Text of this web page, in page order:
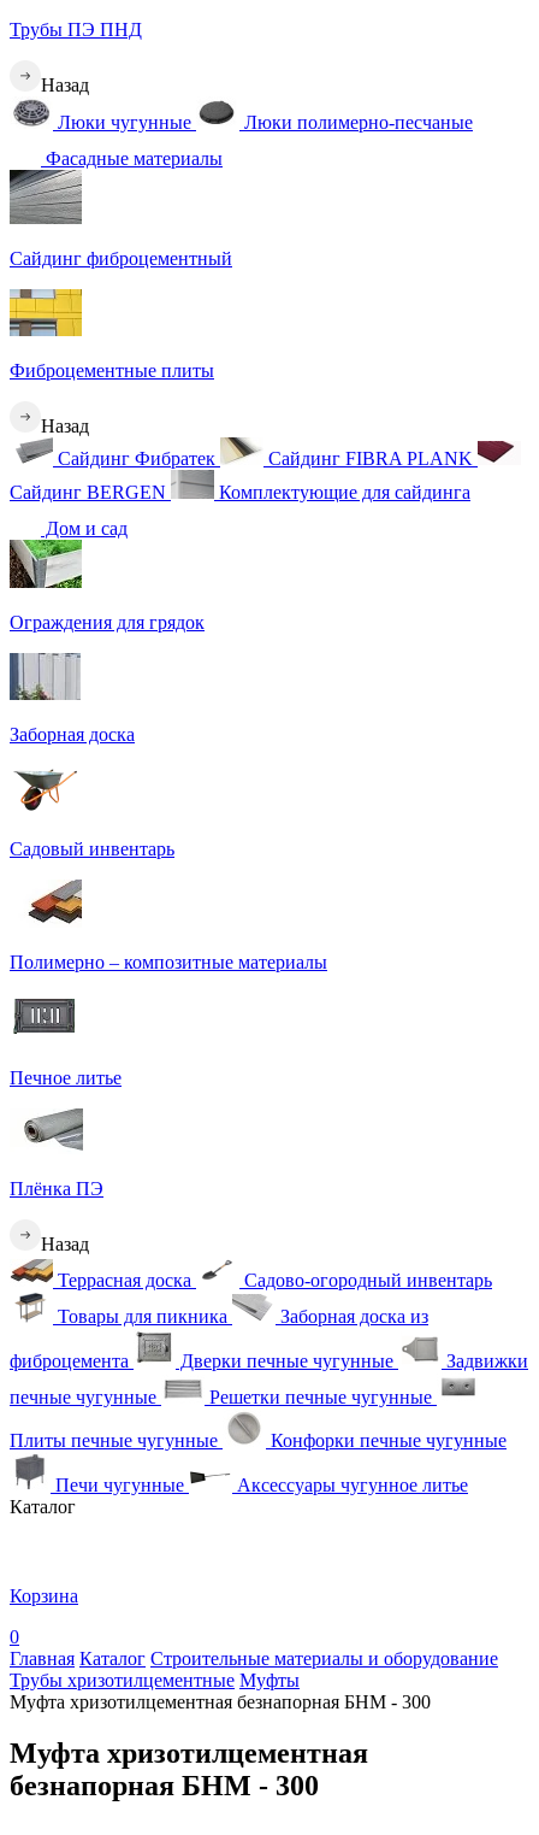
Трубы ПЭ ПНД
Назад
Люки чугунные
Люки полимерно-песчаные
Фасадные материалы
Сайдинг фиброцементный
Фиброцементные плиты
Назад
Сайдинг Фибратек
Сайдинг FIBRA PLANK
Сайдинг BERGEN
Комплектующие для сайдинга
Дом и сад
Ограждения для грядок
Заборная доска
Садовый инвентарь
Полимерно – композитные материалы
Печное литье
Плёнка ПЭ
Назад
Террасная доска
Садово-огородный инвентарь
Товары для пикника
Заборная доска из
фиброцемента Дверки печные чугунные
Задвижки
печные чугунные
Решетки печные чугунные
Плиты печные чугунные Конфорки печные чугунные
Печи чугунные
Аксессуары чугунное литье
Каталог
Корзина
0
Главная Каталог Строительные материалы и оборудование
Трубы хризотилцементные Муфты
Муфта хризотилцементная безнапорная БНМ - 300
Муфта хризотилцементная
безнапорная БНМ - 300